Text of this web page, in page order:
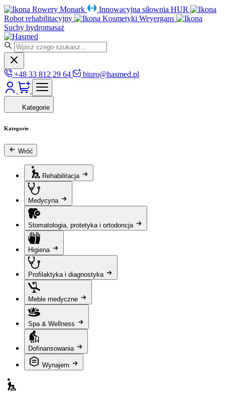
Rowery Monark
Innowacyjna siłownia HUR
Robot rehabilitacyjny
Kosmetyki Weyergans
Suchy hydromasaż
+48 33 812 29 64 biuro@hasmed.pl
Kategorie
Kategorie
Wróć
Rehabilitacja
Medycyna
Stomatologia, protetyka i ortodoncja
Higiena
Profilaktyka i diagnostyka
Meble medyczne
Spa & Wellness
Dofinansowania
Wynajem